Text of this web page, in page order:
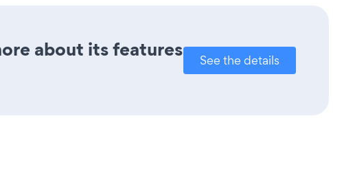
about its features
See the details